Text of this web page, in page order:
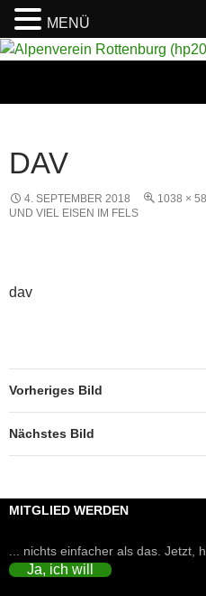
DAV
4. SEPTEMBER 2018 1038 ×
UND VIEL EISEN IM FELS
dav
Vorheriges Bild
Nächstes Bild
MITGLIED WERDEN
... nichts einfacher als das. Jetzt,
Ja, ich will
MENÜ